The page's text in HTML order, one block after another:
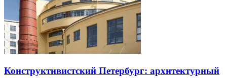
Конструктивистский Петербург: архитектурный